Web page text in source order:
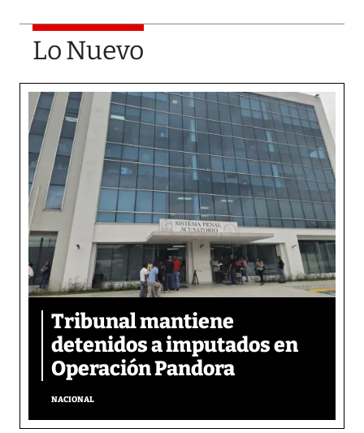
Lo Nuevo
Tribunal mantiene
detenidos a imputados en
Operación Pandora
NACIONAL